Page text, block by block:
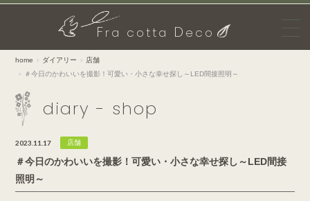
Fra cotta D eco
home ダイアリー
店舗
＃今日のかわいいを撮影！可愛い・小さな幸せ探し～LED間接照明～
diary - shop
2023.11.17 店舗
＃今日のかわいいを撮影！可愛い・小さな幸せ探し～LED間接
照明～